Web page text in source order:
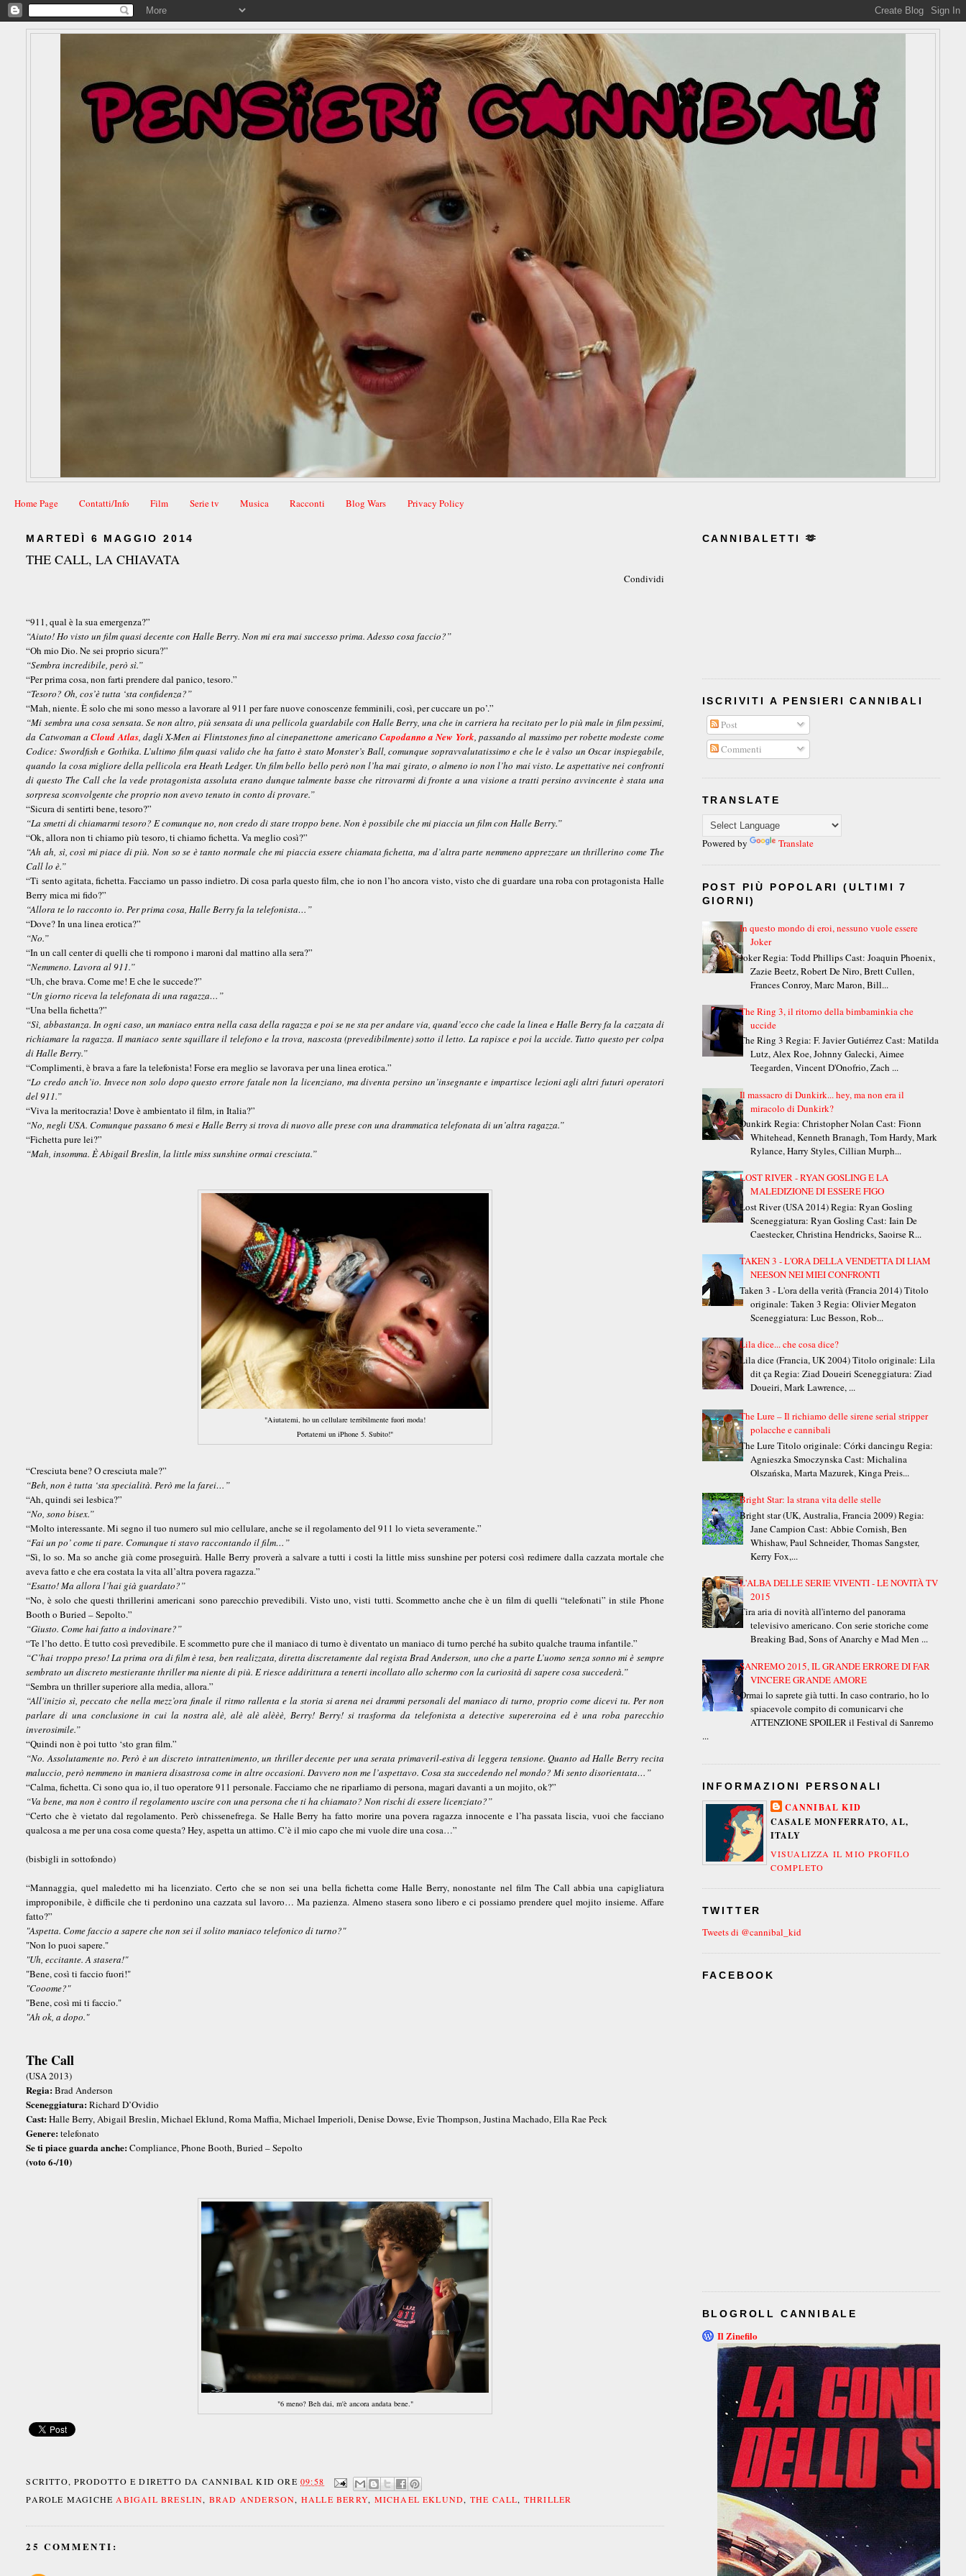
Home Page Contatti/Info Film Serie tv Musica Racconti Blog Wars Privacy Policy
MARTEDÌ 6 MAGGIO 2014
THE CALL, LA CHIAVATA
Condividi
“911, qual è la sua emergenza?”
“Aiuto! Ho visto un film quasi decente con Halle Berry. Non mi era mai successo prima. Adesso cosa faccio?”
“Oh mio Dio. Ne sei proprio sicura?”
“Sembra incredibile, però sì.”
“Per prima cosa, non farti prendere dal panico, tesoro.”
“Tesoro? Oh, cos’è tutta ‘sta confidenza?”
“Mah, niente. È solo che mi sono messo a lavorare al 911 per fare nuove conoscenze femminili, così, per cuccare un po’.”
“Mi sembra una cosa sensata. Se non altro, più sensata di una pellicola guardabile con Halle Berry, una che in carriera ha recitato per lo più male in film pessimi,
da Catwoman aCloud Atlas, dagli X-Men ai Flintstones fino al cinepanettone americano Capodanno a New York, passando al massimo per robette modeste come
Codice: Swordfish e Gothika. L’ultimo film quasi valido che ha fatto è stato Monster’s Ball, comunque sopravvalutatissimo e che le è valso un Oscar inspiegabile,
quando la cosa migliore della pellicola era Heath Ledger. Un film bello bello però non l’ha mai girato, o almeno io non l’ho mai visto. Le aspettative nei confronti
di questo The Call che la vede protagonista assoluta erano dunque talmente basse che ritrovarmi di fronte a una visione a tratti persino avvincente è stata una
sorpresa sconvolgente che proprio non avevo tenuto in conto di provare.”
“Sicura di sentirti bene, tesoro?”
“La smetti di chiamarmi tesoro? E comunque no, non credo di stare troppo bene. Non è possibile che mi piaccia un film con Halle Berry.”
“Ok, allora non ti chiamo più tesoro, ti chiamo fichetta. Va meglio così?”
“Ah ah, sì, così mi piace di più. Non so se è tanto normale che mi piaccia essere chiamata fichetta, ma d’altra parte nemmeno apprezzare un thrillerino come The
Call lo è.”
“Ti sento agitata, fichetta. Facciamo un passo indietro. Di cosa parla questo film, che io non l’ho ancora visto, visto che di guardare una roba con protagonista Halle
Berry mica mi fido?”
“Allora te lo racconto io. Per prima cosa, Halle Berry fa la telefonista…”
“Dove? In una linea erotica?”
“No.”
“In un call center di quelli che ti rompono i maroni dal mattino alla sera?”
“Nemmeno. Lavora al 911.”
“Uh, che brava. Come me! E che le succede?”
“Un giorno riceva la telefonata di una ragazza…”
“Una bella fichetta?”
“Sì, abbastanza. In ogni caso, un maniaco entra nella casa della ragazza e poi se ne sta per andare via, quand’ecco che cade la linea e Halle Berry fa la cazzata di
richiamare la ragazza. Il maniaco sente squillare il telefono e la trova, nascosta (prevedibilmente) sotto il letto. La rapisce e poi la uccide. Tutto questo per colpa
di Halle Berry.”
“Complimenti, è brava a fare la telefonista! Forse era meglio se lavorava per una linea erotica.”
“Lo credo anch’io. Invece non solo dopo questo errore fatale non la licenziano, ma diventa persino un’insegnante e impartisce lezioni agli altri futuri operatori
del 911.”
“Viva la meritocrazia! Dove è ambientato il film, in Italia?”
“No, negli USA. Comunque passano 6 mesi e Halle Berry si trova di nuovo alle prese con una drammatica telefonata di un’altra ragazza.”
“Fichetta pure lei?”
“Mah, insomma. È Abigail Breslin, la little miss sunshine ormai cresciuta.”
"Aiutatemi, ho un cellulare terribilmente fuori moda!
Portatemi un iPhone 5. Subito!"
“Cresciuta bene? O cresciuta male?”
“Beh, non è tutta ‘sta specialità. Però me la farei…”
“Ah, quindi sei lesbica?”
“No, sono bisex.”
“Molto interessante. Mi segno il tuo numero sul mio cellulare, anche se il regolamento del 911 lo vieta severamente.”
“Fai un po’ come ti pare. Comunque ti stavo raccontando il film…”
“Sì, lo so. Ma so anche già come proseguirà. Halle Berry proverà a salvare a tutti i costi la little miss sunshine per potersi così redimere dalla cazzata mortale che
aveva fatto e che era costata la vita all’altra povera ragazza.”
“Esatto! Ma allora l’hai già guardato?”
“No, è solo che questi thrillerini americani sono parecchio prevedibili. Visto uno, visti tutti. Scommetto anche che è un film di quelli “telefonati” in stile Phone
Booth o Buried – Sepolto.”
“Giusto. Come hai fatto a indovinare?”
“Te l’ho detto. È tutto così prevedibile. E scommetto pure che il maniaco di turno è diventato un maniaco di turno perché ha subito qualche trauma infantile.”
“C’hai troppo preso! La prima ora di film è tesa, ben realizzata, diretta discretamente dal regista Brad Anderson, uno che a parte L’uomo senza sonno mi è sempre
sembrato un discreto mestierante thriller ma niente di più. E riesce addirittura a tenerti incollato allo schermo con la curiosità di sapere cosa succederà.”
“Sembra un thriller superiore alla media, allora.”
“All'inizio sì, peccato che nella mezz’ora finale il ritmo rallenta e la storia si arena nei drammi personali del maniaco di turno, proprio come dicevi tu. Per non
parlare di una conclusione in cui la nostra alè, alè alè alèèè, Berry! Berry! si trasforma da telefonista a detective supereroina ed è una roba parecchio
inverosimile.”
“Quindi non è poi tutto ‘sto gran film.”
“No. Assolutamente no. Però è un discreto intrattenimento, un thriller decente per una serata primaveril-estiva di leggera tensione. Quanto ad Halle Berry recita
maluccio, però nemmeno in maniera disastrosa come in altre occasioni. Davvero non me l’aspettavo. Cosa sta succedendo nel mondo? Mi sento disorientata…”
“Calma, fichetta. Ci sono qua io, il tuo operatore 911 personale. Facciamo che ne riparliamo di persona, magari davanti a un mojito, ok?”
“Va bene, ma non è contro il regolamento uscire con una persona che ti ha chiamato? Non rischi di essere licenziato?”
“Certo che è vietato dal regolamento. Però chissenefrega. Se Halle Berry ha fatto morire una povera ragazza innocente e l’ha passata liscia, vuoi che facciano
qualcosa a me per una cosa come questa? Hey, aspetta un attimo. C’è il mio capo che mi vuole dire una cosa…”
(bisbigli in sottofondo)
“Mannaggia, quel maledetto mi ha licenziato. Certo che se non sei una bella fichetta come Halle Berry, nonostante nel film The Call abbia una capigliatura
improponibile, è difficile che ti perdonino una cazzata sul lavoro… Ma pazienza. Almeno stasera sono libero e ci possiamo prendere quel mojito insieme. Affare
fatto?”
"Aspetta. Come faccio a sapere che non sei il solito maniaco telefonico di turno?"
"Non lo puoi sapere."
"Uh, eccitante. A stasera!"
"Bene, così ti faccio fuori!"
"Cooome?"
"Bene, così mi ti faccio."
"Ah ok, a dopo."
The Call
(USA 2013)
Regia:Brad Anderson
Sceneggiatura:Richard D’Ovidio
Cast:Halle Berry, Abigail Breslin, Michael Eklund, Roma Maffia, Michael Imperioli, Denise Dowse, Evie Thompson, Justina Machado, Ella Rae Peck
Genere:telefonato
Se ti piace guarda anche:Compliance, Phone Booth, Buried – Sepolto
(voto 6-/10)
"6 meno? Beh dai, m'è ancora andata bene."
SCRITTO, PRODOTTO E DIRETTO DA CANNIBAL KID ORE09:58
PAROLE MAGICHEABIGAIL BRESLIN, BRAD ANDERSON, HALLE BERRY, MICHAEL EKLUND, THE CALL, THRILLER
25 COMMENTI:
CANNIBALETTI 🫶
ISCRIVITI A PENSIERI CANNIBALI
Post
Commenti
TRANSLATE
Powered by Translate
POST PIÙ POPOLARI (ULTIMI 7
GIORNI)
In questo mondo di eroi, nessuno vuole essere
Joker
Joker Regia: Todd Phillips Cast: Joaquin Phoenix,
Zazie Beetz, Robert De Niro, Brett Cullen,
Frances Conroy, Marc Maron, Bill...
The Ring 3, il ritorno della bimbaminkia che
uccide
The Ring 3 Regia: F. Javier Gutiérrez Cast: Matilda
Lutz, Alex Roe, Johnny Galecki, Aimee
Teegarden, Vincent D'Onofrio, Zach ...
Il massacro di Dunkirk... hey, ma non era il
miracolo di Dunkirk?
Dunkirk Regia: Christopher Nolan Cast: Fionn
Whitehead, Kenneth Branagh, Tom Hardy, Mark
Rylance, Harry Styles, Cillian Murph...
LOST RIVER - RYAN GOSLING E LA
MALEDIZIONE DI ESSERE FIGO
Lost River (USA 2014) Regia: Ryan Gosling
Sceneggiatura: Ryan Gosling Cast: Iain De
Caestecker, Christina Hendricks, Saoirse R...
TAKEN 3 - L'ORA DELLA VENDETTA DI LIAM
NEESON NEI MIEI CONFRONTI
Taken 3 - L'ora della verità (Francia 2014) Titolo
originale: Taken 3 Regia: Olivier Megaton
Sceneggiatura: Luc Besson, Rob...
Lila dice... che cosa dice?
Lila dice (Francia, UK 2004) Titolo originale: Lila
dit ça Regia: Ziad Doueiri Sceneggiatura: Ziad
Doueiri, Mark Lawrence, ...
The Lure – Il richiamo delle sirene serial stripper
polacche e cannibali
The Lure Titolo originale: Córki dancingu Regia:
Agnieszka Smoczynska Cast: Michalina
Olszańska, Marta Mazurek, Kinga Preis...
Bright Star: la strana vita delle stelle
Bright star (UK, Australia, Francia 2009) Regia:
Jane Campion Cast: Abbie Cornish, Ben
Whishaw, Paul Schneider, Thomas Sangster,
Kerry Fox,...
L'ALBA DELLE SERIE VIVENTI - LE NOVITÀ TV
2015
Tira aria di novità all'interno del panorama
televisivo americano. Con serie storiche come
Breaking Bad, Sons of Anarchy e Mad Men ...
SANREMO 2015, IL GRANDE ERRORE DI FAR
VINCERE GRANDE AMORE
Ormai lo saprete già tutti. In caso contrario, ho lo
spiacevole compito di comunicarvi che
ATTENZIONE SPOILER il Festival di Sanremo
...
INFORMAZIONI PERSONALI
CANNIBAL KID
CASALE MONFERRATO, AL,
ITALY
VISUALIZZA IL MIO PROFILO
COMPLETO
TWITTER
Tweets di @cannibal_kid
FACEBOOK
BLOGROLL CANNIBALE
Il Zinefilo